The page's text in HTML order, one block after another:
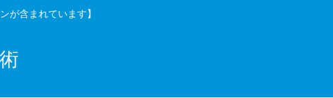
が含まれています】